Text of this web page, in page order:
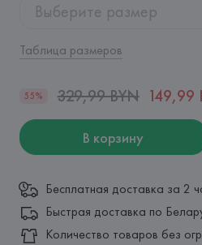
Выберите размер
Таблица размеров
55% 329,99 BYN 149,99
В корзину
Бесплатная доставка за 2
Быстрая доставка по
Количество товаров без